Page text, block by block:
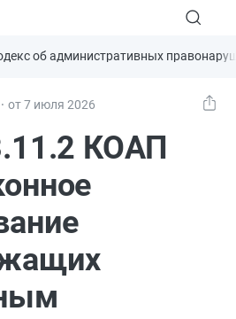
об административных
от 7 июля 2026
КОАП